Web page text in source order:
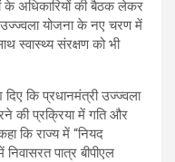
अधिकारियों की बैठक लेकर
उज्ज्वला योजना के नए चरण में
स्वास्थ्य संरक्षण को भी
कि प्रधानमंत्री उज्ज्वला
की प्रक्रिया में गति और
कि राज्य में “नियद
निवासरत पात्र बीपीएल